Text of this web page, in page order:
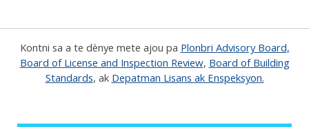
Kontni sa a te dènye mete ajou pa Plonbri Advisory Board,
Board of License and Inspection Review, Board of Building
Standards, ak Depatman Lisans ak Enspeksyon.